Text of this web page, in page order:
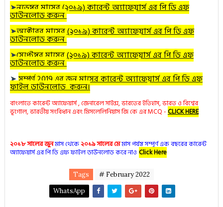
➤নভেম্বরমাসের (২০১৯) কারেন্ট অ্যাফেয়ার্স এর পি ডি এফ
ডাউনলোড করুন
➤অক্টোবরমাসের (২০১৯) কারেন্ট অ্যাফেয়ার্স এর পি ডি এফ
ডাউনলোড করুন
➤সেপ্টেম্বর মাসের (২০১৯) কারেন্ট অ্যাফেয়ার্স এর পি ডি এফ
ডাউনলোড করুন
➤সম্পূর্ণ 2019 এর জুন মাসের কারেন্ট অ্যাফেয়ার্স এর পি ডি এফ
ফাইল ডাউনলোড করুন।
বাংলাতে কারেন্ট অ্যাফেয়ার্স , জেনারেল সাইন্স, ভারতের ইতিহাস, ভারত ও বিশ্বের
ভূগোল, ভারতীয় সংবিধান এবং মিসলেলিনিয়াস জি কে এর MCQ -CLICK HERE
২০১৮ সালের জুনমাস থেকে২০১৯ সালের মেমাস পর্যন্ত সম্পূর্ণ এক বছরের কারেন্ট
অ্যাফেয়ার্স এর পি ডি এফ ফাইল ডাউনলোড করে নাও Click Here
Tags
# February 2022
WhatsApp